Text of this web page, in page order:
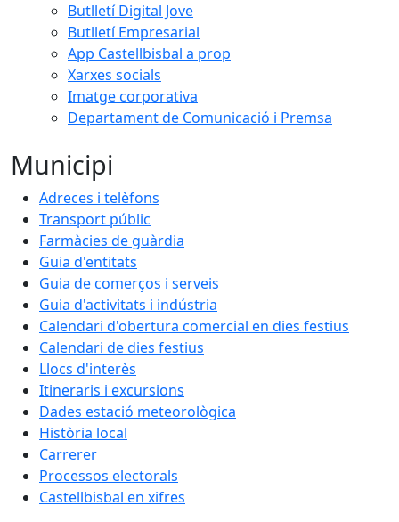
Butlletí Digital Jove
Butlletí Empresarial
App Castellbisbal a prop
Xarxes socials
Imatge corporativa
Departament de Comunicació i Premsa
Municipi
Adreces i telèfons
Transport públic
Farmàcies de guàrdia
Guia d'entitats
Guia de comerços i serveis
Guia d'activitats i indústria
Calendari d'obertura comercial en dies festius
Calendari de dies festius
Llocs d'interès
Itineraris i excursions
Dades estació meteorològica
Història local
Carrerer
Processos electorals
Castellbisbal en xifres